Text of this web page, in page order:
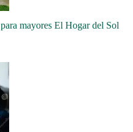
mayores El Hogar del Sol